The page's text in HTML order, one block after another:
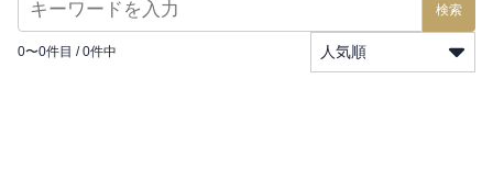
検索
0〜0件目 / 0件中 人気順